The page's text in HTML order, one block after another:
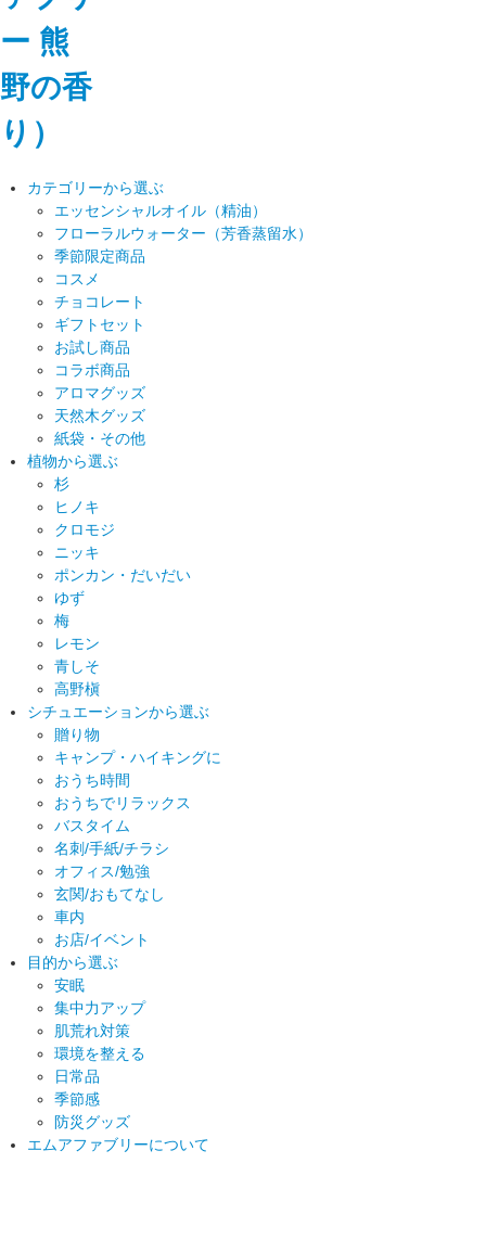
カテゴリーから選ぶ
エッセンシャルオイル（精油）
フローラルウォーター（芳香蒸留水）
季節限定商品
コスメ
チョコレート
ギフトセット
お試し商品
コラボ商品
アロマグッズ
天然木グッズ
紙袋・その他
植物から選ぶ
杉
ヒノキ
クロモジ
ニッキ
ポンカン・だいだい
ゆず
梅
レモン
青しそ
高野槇
シチュエーションから選ぶ
贈り物
キャンプ・ハイキングに
おうち時間
おうちでリラックス
バスタイム
名刺/手紙/チラシ
オフィス/勉強
玄関/おもてなし
車内
お店/イベント
目的から選ぶ
安眠
集中力アップ
肌荒れ対策
環境を整える
日常品
季節感
防災グッズ
エムアファブリーについて